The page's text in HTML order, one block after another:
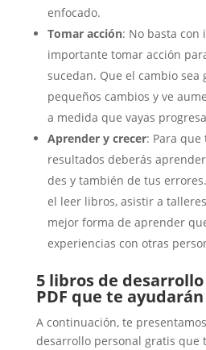
enfocado.
Tomar acción: No basta con
importante tomar acción
sucedan. Que el cambio sea
pequeños cambios y ve
a medida que vayas
Aprender y crecer: Para que
resultados deberás
des y también de tus
el leer libros, asistir a
mejor forma de aprender
experiencias con otras
5 libros de
PDF que te
A continuación, te
desarrollo personal gratis que